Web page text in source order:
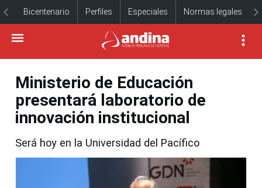
Bicentenario Perfiles Especiales Normas legales
Ministerio de Educación
presentará laboratorio de
innovación institucional
Será hoy en la Universidad del Pacífico